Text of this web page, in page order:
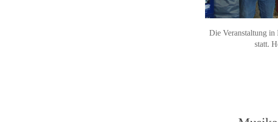
Die Veranstaltung
statt.